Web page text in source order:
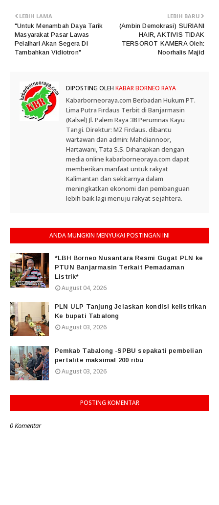
LEBIH BARU
(Ambin Demokrasi) SURIANI
HAIR, AKTIVIS TIDAK
TERSOROT KAMERA Oleh:
Noorhalis Majid
LEBIH LAMA
"Untuk Menambah Daya Tarik
Masyarakat Pasar Lawas
Pelaihari Akan Segera Di
Tambahkan Vidiotron"
DIPOSTING OLEH KABAR BORNEO RAYA
Kabarborneoraya.com Berbadan Hukum PT.
Lima Putra Firdaus Terbit di Banjarmasin
(Kalsel) Jl. Palem Raya 38 Perumnas Kayu
Tangi. Direktur: MZ Firdaus. dibantu
wartawan dan admin: Mahdiannoor,
Hartawani, Tata S.S. Diharapkan dengan
media online kabarborneoraya.com dapat
memberikan manfaat untuk rakyat
Kalimantan dan sekitarnya dalam
meningkatkan ekonomi dan pembanguan
lebih baik lagi menuju rakyat sejahtera.
ANDA MUNGKIN MENYUKAI POSTINGAN INI
*LBH Borneo Nusantara Resmi Gugat PLN ke
PTUN Banjarmasin Terkait Pemadaman
Listrik*
August 04, 2026
PLN ULP Tanjung Jelaskan kondisi kelistrikan
Ke bupati Tabalong
August 03, 2026
Pemkab Tabalong -SPBU sepakati pembelian
pertalite maksimal 200 ribu
August 03, 2026
POSTING KOMENTAR
0 Komentar